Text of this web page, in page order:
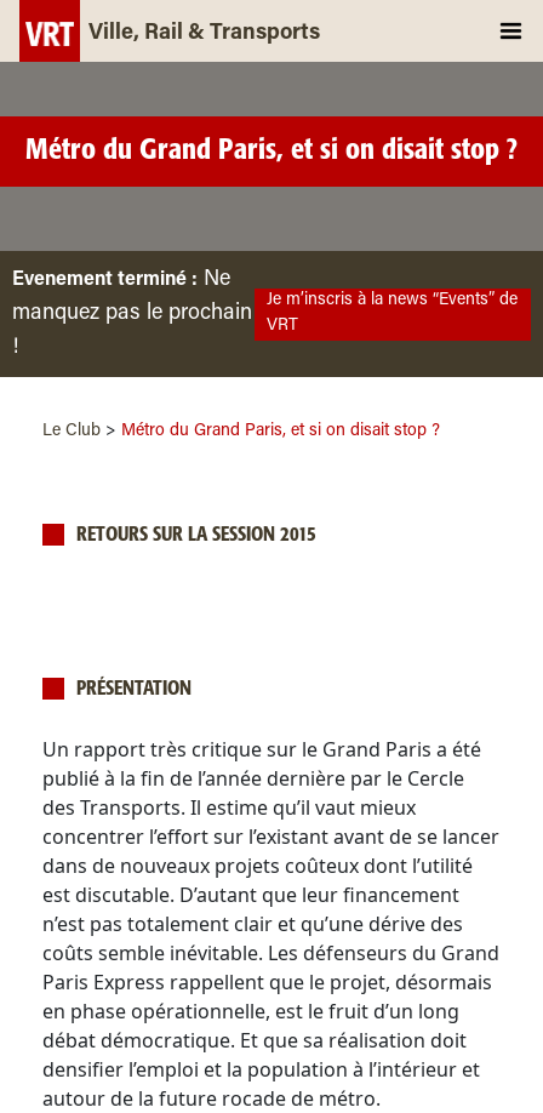
Ville, Rail & Transports
Métro du Grand Paris, et si on disait stop ?
Evenement terminé : Ne
manquez pas le prochain
!
Je m’inscris à la news “Events” de
VRT
Le Club > Métro du Grand Paris, et si on disait stop ?
RETOURS SUR LA SESSION 2015
PRÉSENTATION
Un rapport très critique sur le Grand Paris a été
publié à la fin de l’année dernière par le Cercle
des Transports. Il estime qu’il vaut mieux
concentrer l’effort sur l’existant avant de se lancer
dans de nouveaux projets coûteux dont l’utilité
est discutable. D’autant que leur financement
n’est pas totalement clair et qu’une dérive des
coûts semble inévitable. Les défenseurs du Grand
Paris Express rappellent que le projet, désormais
en phase opérationnelle, est le fruit d’un long
débat démocratique. Et que sa réalisation doit
densifier l’emploi et la population à l’intérieur et
autour de la future rocade de métro.